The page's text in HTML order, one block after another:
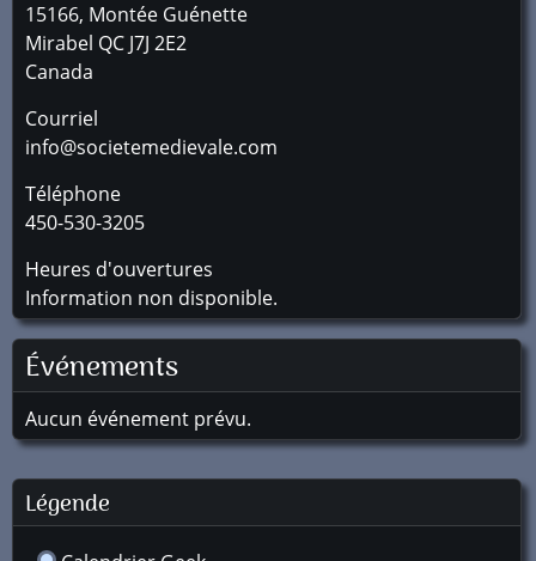
15166, Montée Guénette
Mirabel QC J7J 2E2
Canada
Courriel
info@societemedievale.com
Téléphone
450-530-3205
Heures d'ouvertures
Information non disponible.
Événements
Aucun événement prévu.
Légende